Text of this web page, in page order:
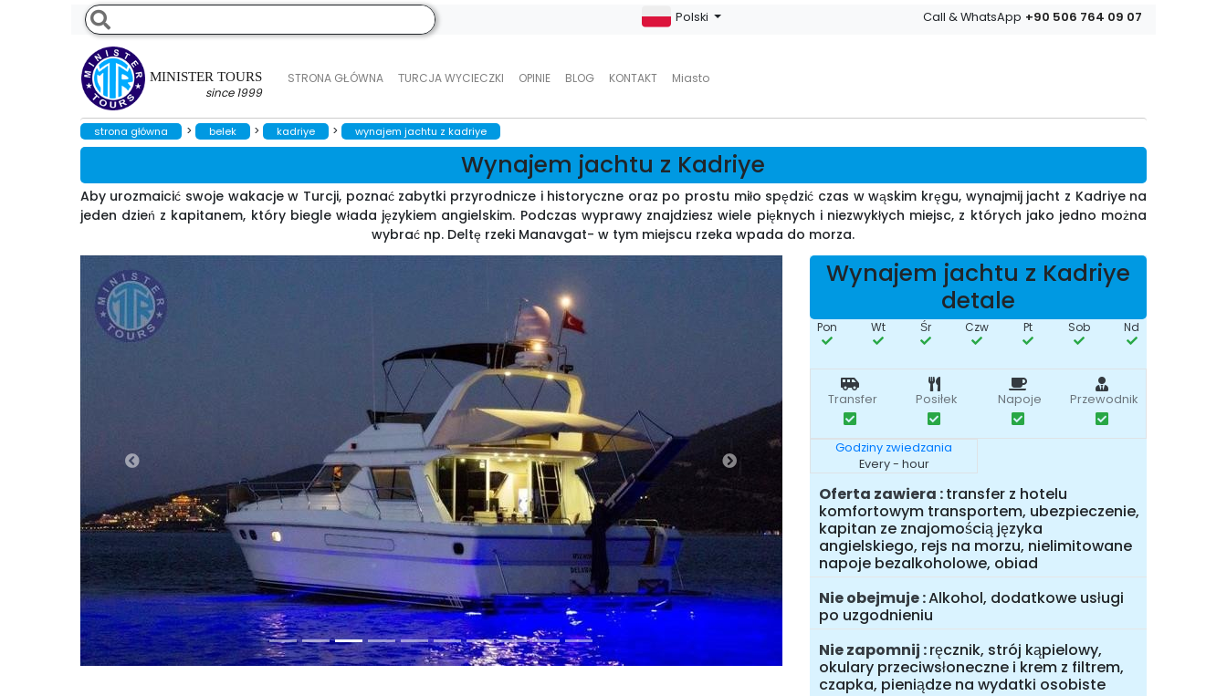
MINISTER TOURS
since 1999
STRONA GŁÓWNA ТURCJA WYCIECZKI OPINIE BLOG KONTAKT Miasto
Polski Call & WhatsApp +90 506 764 09 07
strona główna > belek > kadriye > wynajem jachtu z kadriye
Wynajem jachtu z Kadriye
Aby urozmaicić swoje wakacje w Turcji, poznać zabytki przyrodnicze i historyczne oraz po prostu miło spędzić czas w wąskim kręgu, wynajmij jacht z Kadriye na
jeden dzień z kapitanem, który biegle włada językiem angielskim. Podczas wyprawy znajdziesz wiele pięknych i niezwykłych miejsc, z których jako jedno można
wybrać np. Deltę rzeki Manavgat- w tym miejscu rzeka wpada do morza.
Wynajem jachtu z Kadriye
detale
Pon Wt Śr Czw Pt Sob Nd
Transfer Posiłek Napoje Przewodnik
Godziny zwiedzania
Every - hour
Oferta zawiera transfer z hotelu
komfortowym transportem, ubezpieczenie,
kapitan ze znajomością języka
angielskiego, rejs na morzu, nielimitowane
napoje bezalkoholowe, obiad
Nie obejmuje Alkohol, dodatkowe usługi
po uzgodnieniu
Nie zapomnij ręcznik, strój kąpielowy,
okulary przeciwsłoneczne i krem z filtrem,
czapka, pieniądze na wydatki osobiste